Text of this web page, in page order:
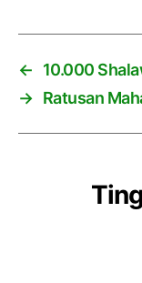
←
10.000
→ Ratusan